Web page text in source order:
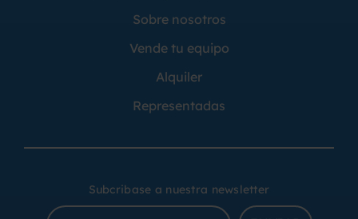
Sobre nosotros
Vende tu equipo
Alquiler
Representadas
Subcribase a nuestra newsletter